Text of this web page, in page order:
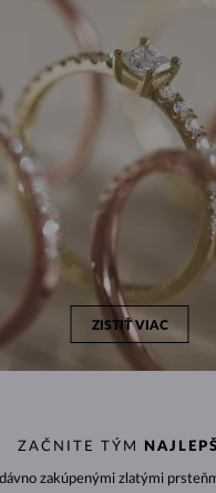
ZISTIŤ VIAC
ZAČNITE TÝM
zakúpenými zlatými